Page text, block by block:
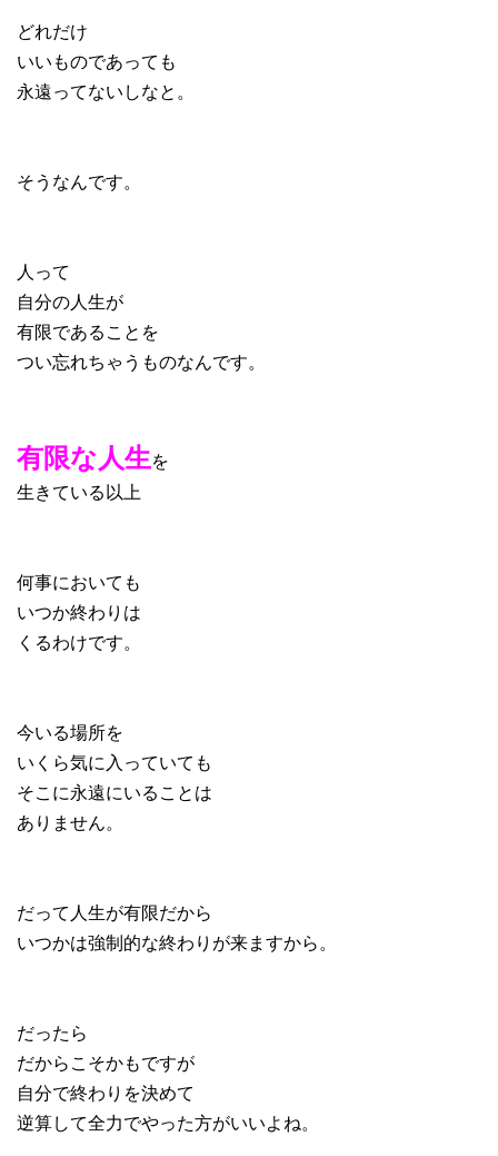
どれだけ
いいものであっても
永遠ってないしなと。
そうなんです。
人って
自分の人生が
有限であることを
つい忘れちゃうものなんです。
有限な人生を
生きている以上
何事においても
いつか終わりは
くるわけです。
今いる場所を
いくら気に入っていても
そこに永遠にいることは
ありません。
だって人生が有限だから
いつかは強制的な終わりが来ますから。
だったら
だからこそかもですが
自分で終わりを決めて
逆算して全力でやった方がいいよね。